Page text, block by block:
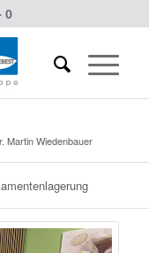
0
Martin Wiedenbauer